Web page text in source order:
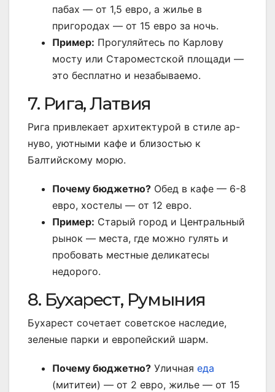
пабах — от 1,5 евро, а жилье в
пригородах — от 15 евро за ночь.
Пример: Прогуляйтесь по Карлову
мосту или Староместской площади —
это бесплатно и незабываемо.
7. Рига, Латвия
Рига привлекает архитектурой в стиле ар-
нуво, уютными кафе и близостью к
Балтийскому морю.
Почему бюджетно? Обед в кафе — 6-8
евро, хостелы — от 12 евро.
Пример: Старый город и Центральный
рынок — места, где можно гулять и
пробовать местные деликатесы
недорого.
8. Бухарест, Румыния
Бухарест сочетает советское наследие,
зеленые парки и европейский шарм.
Почему бюджетно? Уличная еда
(мититеи) — от 2 евро, жилье — от 15